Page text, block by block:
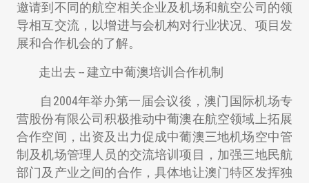
邀请到不同的航空相关企业及机场和航空公司的领
导相互交流，以增进与会机构对行业状况、项目发
展和合作机会的了解。
走出去 -- 建立中葡澳培训合作机制
自2004年举办第一届会议後，澳门国际机场专
营股份有限公司积极推动中葡澳在航空领域上拓展
合作空间，出资及出力促成中葡澳三地机场空中管
制及机场管理人员的交流培训项目，加强三地民航
部门及产业之间的合作，具体地让澳门特区发挥独